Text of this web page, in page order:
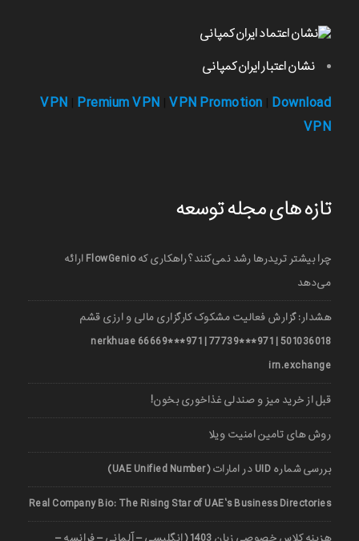
نشان اعتبار ایران کمپانی
VPN Premium VPN VPN Promotion Download
VPN
تازه های مجله توسعه
چرا بیشتر تریدرها رشد نمی‌کنند؟ راهکاری که FlowGenio ارائه
می‌دهد
هشدار: گزارش فعالیت مشکوک کارگزاری مالی و ارزی قشم
501036018 | 971***77739 | 971***66669 nerkhuae
irn.exchange
قبل از خرید میز و صندلی غذاخوری بخون!
روش های تامین امنیت ویلا
بررسی شماره UID در امارات (UAE Unified Number)
Real Company Bio: The Rising Star of UAE’s Business Directories
هزینه کلاس خصوصی زبان 1403 (انگلیسی – آلمانی – فرانسه –